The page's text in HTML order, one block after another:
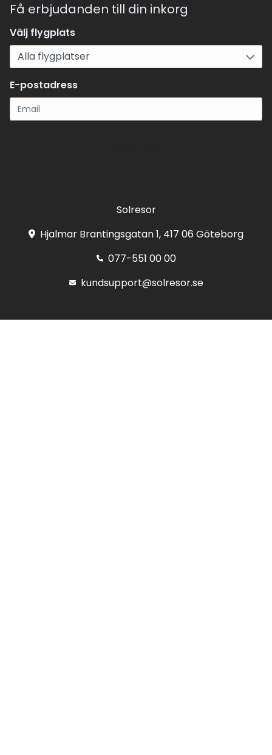
Få erbjudanden till din inkorg
Välj flygplats
E-postadress
Solresor
Hjalmar Brantingsgatan 1, 417 06 Göteborg
077-551 00 00
kundsupport@solresor.se